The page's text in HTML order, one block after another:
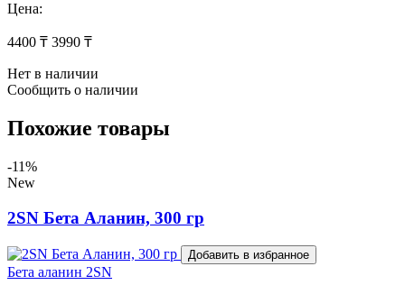
Цена:
4400 ₸ 3990 ₸
Нет в наличии
Сообщить о наличии
Похожие товары
-11%
New
2SN Бета Аланин, 300 гр
Добавить в избранное
Бета аланин 2SN